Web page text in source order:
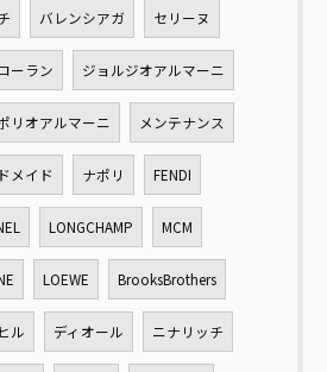
バレンシアガ セリーヌ
ーラン ジョルジオアルマーニ
リオアルマーニ メンテナンス
メイド ナポリ FENDI
LONGCHAMP MCM
LOEWE BrooksBrothers
ル ディオール ニナリッチ